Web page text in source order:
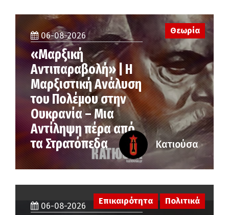
06-08-2026
«Μαρξική
Αντιπαραβολή» | Η
Μαρξιστική Ανάλυση
του Πολέμου στην
Ουκρανία – Μια
Αντίληψη πέρα από
τα Στρατόπεδα
Θεωρία
Κατιούσα
06-08-2026
Επικαιρότητα Πολιτικά